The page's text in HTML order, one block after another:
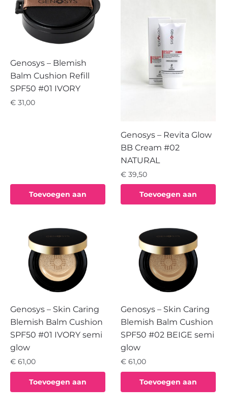
Genosys – Blemish
Balm Cushion Refill
SPF50 #01 IVORY
€ 31,00
Toevoegen aan
Genosys – Revita Glow
BB Cream #02
NATURAL
€ 39,50
Toevoegen aan
Genosys – Skin Caring
Blemish Balm Cushion
SPF50 #01 IVORY semi
glow
€ 61,00
Toevoegen aan
Genosys – Skin Caring
Blemish Balm Cushion
SPF50 #02 BEIGE semi
glow
€ 61,00
Toevoegen aan